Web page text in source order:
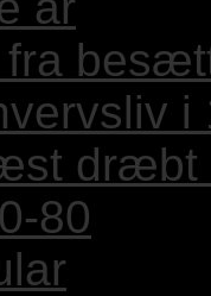
i
dræbt
80